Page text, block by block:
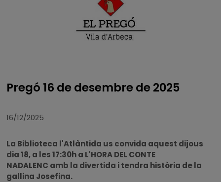
Pregó 16 de desembre de 2025
16/12/2025
La Biblioteca l'Atlàntida us convida aquest dijous
dia 18, a les 17:30h a L'HORA DEL CONTE
NADALENC amb la divertida i tendra història de la
gallina Josefina.